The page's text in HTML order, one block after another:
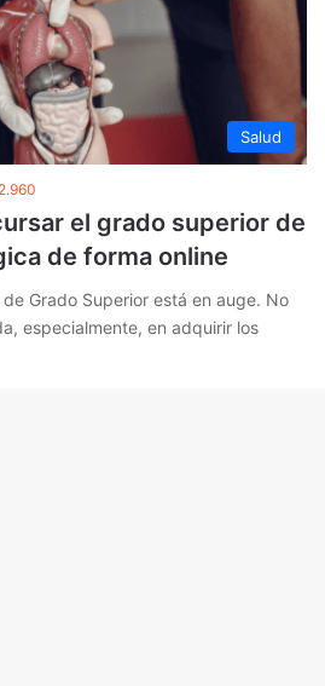
Salud
2.960
el grado superior de
de forma online
Grado Superior está en auge. No
especialmente, en adquirir los